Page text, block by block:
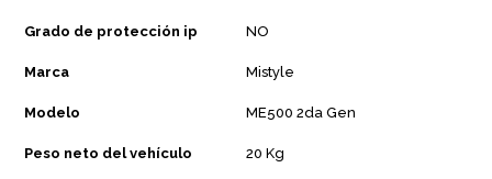
Grado de protección ip NO
Marca Mistyle
Modelo ME500 2da Gen
Peso neto del vehículo 20 Kg